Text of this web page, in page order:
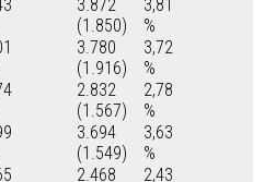
3.872
(1.850)
3,81
%
3.780
(1.916)
3,72
%
2.832
(1.567)
2,78
%
3.694
(1.549)
3,63
%
2.468
2,43